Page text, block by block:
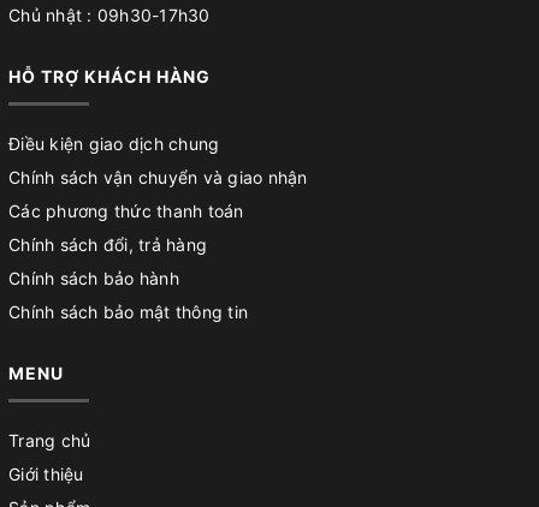
Chủ nhật : 09h30-17h30
HỖ TRỢ KHÁCH HÀNG
Điều kiện giao dịch chung
Chính sách vận chuyển và giao nhận
Các phương thức thanh toán
Chính sách đổi, trả hàng
Chính sách bảo hành
Chính sách bảo mật thông tin
MENU
Trang chủ
Giới thiệu